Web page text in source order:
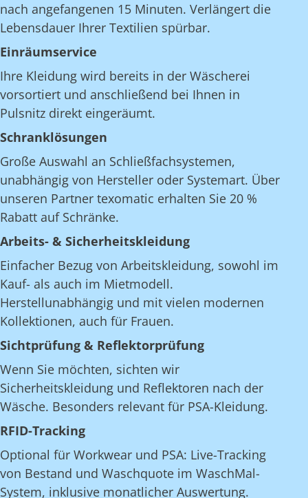
nach angefangenen 15 Minuten. Verlängert die
Lebensdauer Ihrer Textilien spürbar.
Einräumservice
Ihre Kleidung wird bereits in der Wäscherei
vorsortiert und anschließend bei Ihnen in
Pulsnitz direkt eingeräumt.
Schranklösungen
Große Auswahl an Schließfachsystemen,
unabhängig von Hersteller oder Systemart. Über
unseren Partner texomatic erhalten Sie 20 %
Rabatt auf Schränke.
Arbeits- & Sicherheitskleidung
Einfacher Bezug von Arbeitskleidung, sowohl im
Kauf- als auch im Mietmodell.
Herstellunabhängig und mit vielen modernen
Kollektionen, auch für Frauen.
Sichtprüfung & Reflektorprüfung
Wenn Sie möchten, sichten wir
Sicherheitskleidung und Reflektoren nach der
Wäsche. Besonders relevant für PSA-Kleidung.
RFID-Tracking
Optional für Workwear und PSA: Live-Tracking
von Bestand und Waschquote im WaschMal-
System, inklusive monatlicher Auswertung.